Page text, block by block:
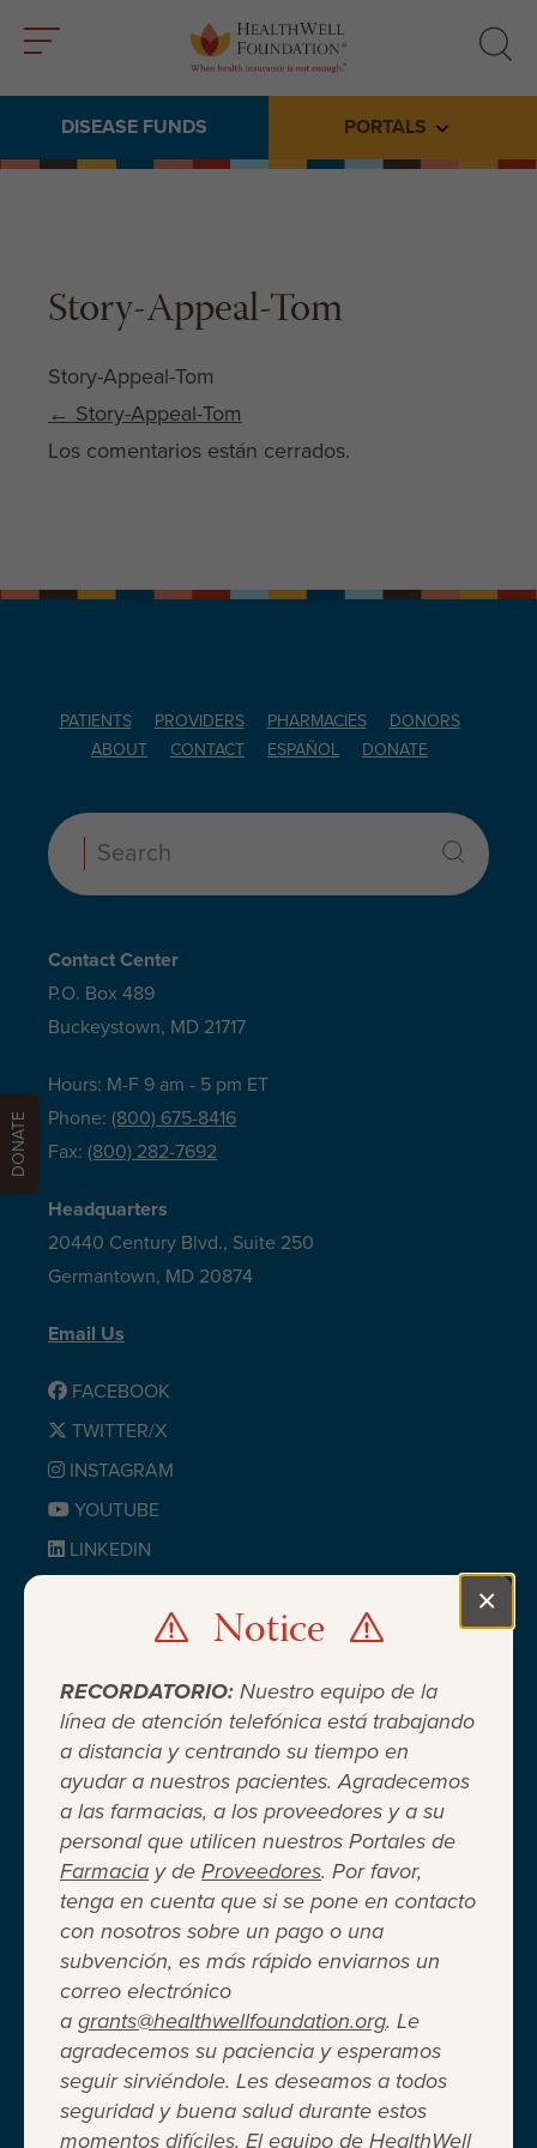
Notice
RECORDATORIO: Nuestro equipo de la
línea de atención telefónica está trabajando
a distancia y centrando su tiempo en
ayudar a nuestros pacientes. Agradecemos
a las farmacias, a los proveedores y a su
personal que utilicen nuestros Portales de
Farmacia y de Proveedores. Por favor,
tenga en cuenta que si se pone en contacto
con nosotros sobre un pago o una
subvención, es más rápido enviarnos un
correo electrónico
a grants@healthwellfoundation.org. Le
agradecemos su paciencia y esperamos
seguir sirviéndole. Les deseamos a todos
seguridad y buena salud durante estos
momentos difíciles. El equipo de HealthWell
×
search
DISEASE FUNDS PORTALS Toggle
Story-Appeal-Tom
Story-Appeal-Tom
Post navigation
← Story-Appeal-Tom
Los comentarios están cerrados.
PATIENTS PROVIDERS PHARMACIES
DONORS
ABOUT
CONTACT ESPAÑOL DONATE
Search:
Cuando el seguro médico no es
suficiente ®
Entidad 501(c)(3) independiente sin fines de lucro
que brinda asistencia financiera a adultos y niños
para cubrir el costo del coseguro de los
medicamentos recetados, copagos, deducibles,
primas de seguro médico y otros gastos médicos
directos de su bolsillo seleccionados.
Contact Center
P.O. Box 489
Buckeystown, MD 21717
Hours: M-F 9 am - 5 pm ET
Phone: (800) 675-8416
Fax: (800) 282-7692
Headquarters
20440 Century Blvd., Suite 250
Germantown, MD 20874
Email Us
FACEBOOK
TWITTER/X
INSTAGRAM
YOUTUBE
LINKEDIN
Terms of Use Privacy Policy Accessibility
DONATE